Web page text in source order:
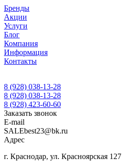
Бренды
Акции
Услуги
Блог
Компания
Информация
Контакты
8 (928) 038-13-28
8 (928) 038-13-28
8 (928) 423-60-60
Заказать звонок
E-mail
SALEbest23@bk.ru
Адрес
г. Краснодар, ул. Красноярская 127